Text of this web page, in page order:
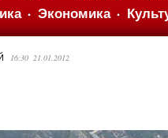
Экономика
16:30 21.01.2012